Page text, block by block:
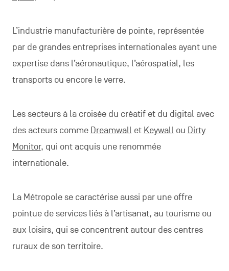
L’industrie manufacturière de pointe, représentée
par de grandes entreprises internationales ayant une
expertise dans l’aéronautique, l’aérospatial, les
transports ou encore le verre.
Les secteurs à la croisée du créatif et du digital avec
des acteurs comme Dreamwall et Keywall ou Dirty
Monitor, qui ont acquis une renommée
internationale.
La Métropole se caractérise aussi par une offre
pointue de services liés à l’artisanat, au tourisme ou
aux loisirs, qui se concentrent autour des centres
ruraux de son territoire.